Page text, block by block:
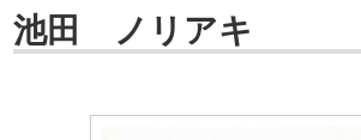
池田 ノリアキ